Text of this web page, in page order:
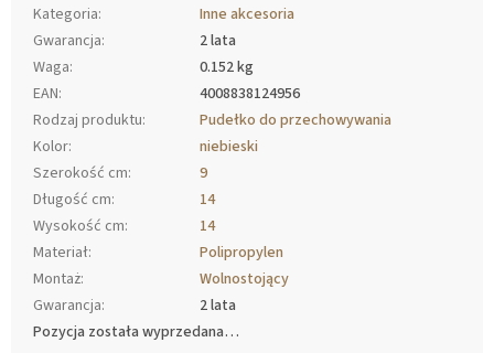
Kategoria:
Inne akcesoria
Gwarancja:
2 lata
Waga:
0.152 kg
EAN:
4008838124956
Rodzaj produktu:
Pudełko do przechowywania
Kolor:
niebieski
Szerokość cm:
9
Długość cm:
14
Wysokość cm:
14
Materiał:
Polipropylen
Montaż:
Wolnostojący
Gwarancja:
2 lata
Pozycja została wyprzedana…